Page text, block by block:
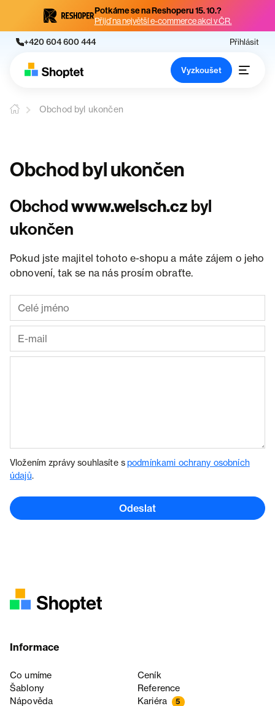
Potkáme se na Reshoperu 15. 10.?
Přijď na největší e-commerce akci v ČR.
+420 604 600 444 Přihlásit
Vyzkoušet
Obchod byl ukončen
Obchod byl ukončen
Obchodwww.welsch.cz byl
ukončen
Pokud jste majitel tohoto e-shopu a máte zájem o jeho
obnovení, tak se na nás prosím obraťte.
Vložením zprávy souhlasíte spodmínkami ochrany osobních
údajů.
Odeslat
Informace
Co umíme
Ceník
Šablony
Reference
Nápověda
Kariéra 5